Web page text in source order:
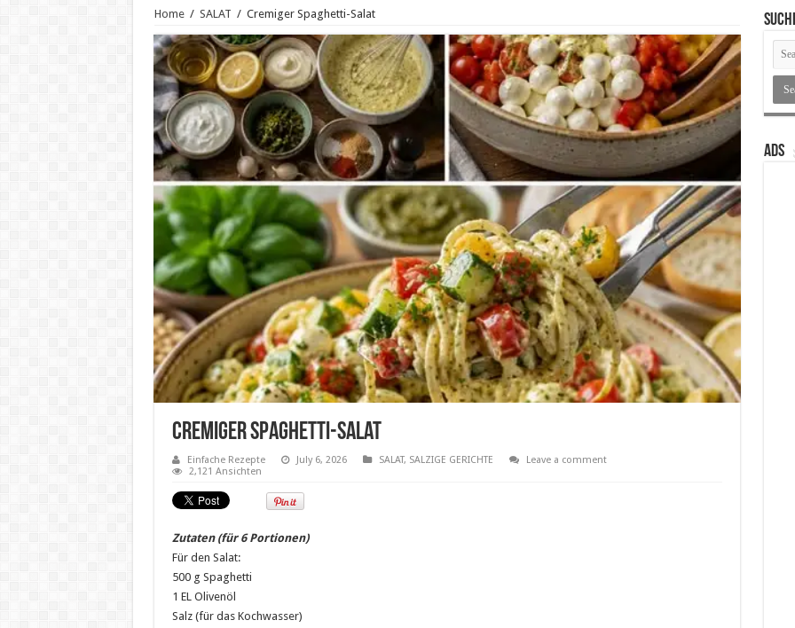
Home / SALAT / Cremiger Spaghetti-Salat
Cremiger Spaghetti-Salat
Einfache Rezepte July 6, 2026 SALAT, SALZIGE GERICHTE
Leave a comment
2,121 Ansichten
Zutaten (für 6 Portionen)
Für den Salat:
500 g Spaghetti
1 EL Olivenöl
Salz (für das Kochwasser)
ADS